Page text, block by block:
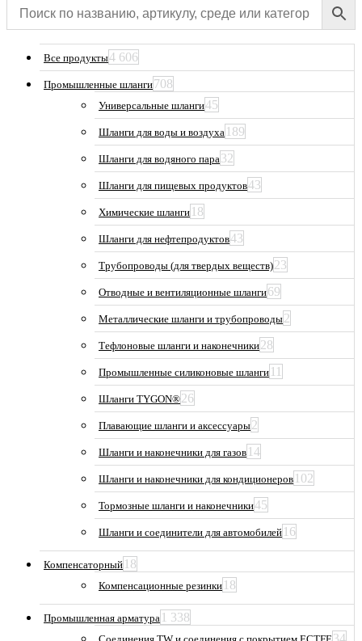
Все продукты4 606
Промышленные шланги708
Универсальные шланги45
Шланги для воды и воздуха 189
Шланги для водяного пара32
Шланги для пищевых продуктов43
Химические шланги 18
Шланги для нефтепродуктов43
Трубопроводы (для твердых веществ)23
Отводные и вентиляционные шланги69
Металлические шланги и трубопроводы2
Тефлоновые шланги и наконечники28
Промышленные силиконовые шланги 11
Шланги TYGON®26
Плавающие шланги и аксессуары2
Шланги и наконечники для газов 14
Шланги и наконечники для кондиционеров 102
Тормозные шланги и наконечники45
Шланги и соединители для автомобилей 16
Компенсаторный 18
Компенсационные резинки 18
Промышленная арматура 1 338